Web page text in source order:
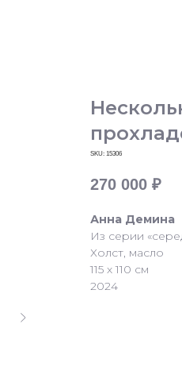
SKU: 15306
270 000 ₽
Анна Демина
Из серии
Холст, масло
115 х 110 см
2024